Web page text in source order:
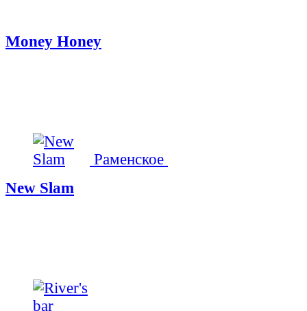
Money Honey
Раменское
New Slam